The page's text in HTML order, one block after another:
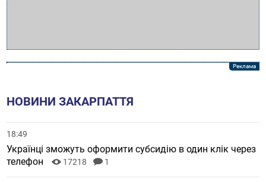
НОВИНИ ЗАКАРПАТТЯ
18:49
Українці зможуть оформити субсидію в один клік через
телефон
17218 1